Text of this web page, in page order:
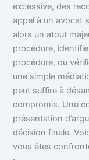
excessive, des
appel à un avocat
alors un atout
procédure,
procédure, ou
une simple
peut suffire à
compromis. Une
présentation
décision finale.
vous êtes